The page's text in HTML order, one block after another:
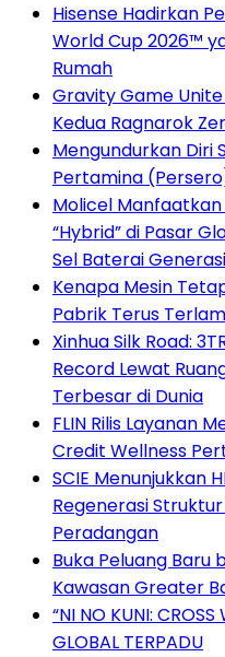
Hisense Hadirkan
World Cup 2026™
Rumah
Gravity Game
Kedua Ragnarok
Mengundurkan Diri
Pertamina
Molicel
“Hybrid” di Pasar
Sel Baterai
Kenapa Mesin
Pabrik Terus
Xinhua Silk Road:
Record Lewat
Terbesar di Dunia
FLIN Rilis Layanan
Credit Wellness
SCIE Menunjukkan
Regenerasi
Peradangan
Buka Peluang Baru
Kawasan Greater
“NI NO KUNI:
GLOBAL TERPADU